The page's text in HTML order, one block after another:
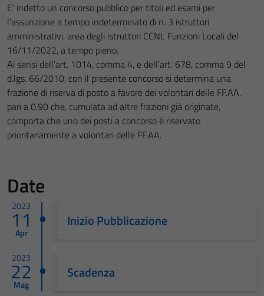
E' indetto un concorso pubblico per titoli ed esami per
l’assunzione a tempo indeterminato di n. 3 istruttori
amministrativi, area degli istruttori CCNL Funzioni Locali del
16/11/2022, a tempo pieno.
Ai sensi dell’art. 1014, comma 4, e dell’art. 678, comma 9 del
d.lgs. 66/2010, con il presente concorso si determina una
frazione di riserva di posto a favore dei volontari delle FF.AA.
pari a 0,90 che, cumulata ad altre frazioni già originate,
comporta che uno dei posti a concorso è riservato
prioritariamente a volontari delle FF.AA.
Date
2023
11
Apr
Inizio Pubblicazione
2023
22
Mag
Scadenza